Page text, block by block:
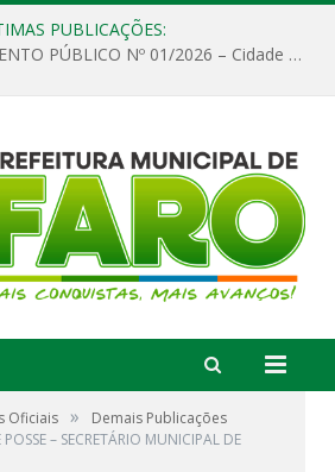
PUBLICAÇÕES:
EDITAL DE CHAMAMENTO PÚBLICO Nº 01/2026 – Cidade de Faro
Oficiais »
Demais Publicações
– SECRETÁRIO MUNICIPAL DE